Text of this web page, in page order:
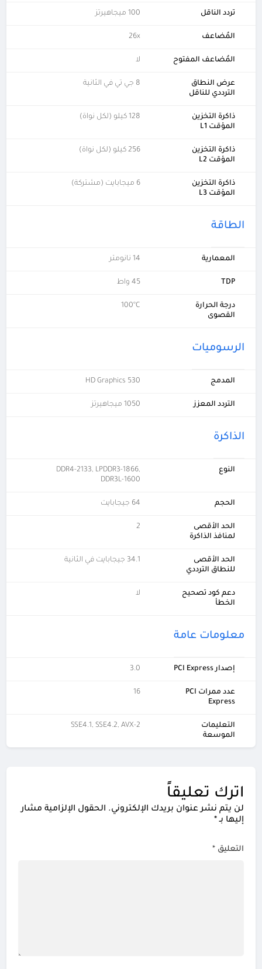
تردد الناقل 100 ميجاهيرتز
المُضاعف 26x
المُضاعف المفتوح لا
عرض النطاق
الترددي للناقل
8 جي تي في الثانية
ذاكرة التخزين
المؤقت L1
128 كيلو (لكل نواة)
ذاكرة التخزين
المؤقت L2
256 كيلو (لكل نواة)
ذاكرة التخزين
المؤقت L3
6 ميجابايت (مشتركة)
الطاقة
المعمارية 14 نانومتر
TDP 45 واط
درجة الحرارة
القصوى
100°C
الرسوميات
المدمج HD Graphics 530
التردد المعزز 1050 ميجاهيرتز
الذاكرة
النوع
DDR4-2133, LPDDR3-1866,
DDR3L-1600
الحجم 64 جيجابايت
الحد الأقصى
لمنافذ الذاكرة
2
الحد الأقصى
للنطاق الترددي
34.1 جيجابايت في الثانية
دعم كود تصحيح
الخطأ
لا
معلومات عامة
إصدار PCI Express 3.0
عدد ممرات PCI
Express
16
التعليمات
الموسعة
SSE4.1, SSE4.2, AVX-2
اترك تعليقاً
لن يتم نشر عنوان بريدك الإلكتروني. الحقول الإلزامية مشار
إليها بـ*
التعليق *